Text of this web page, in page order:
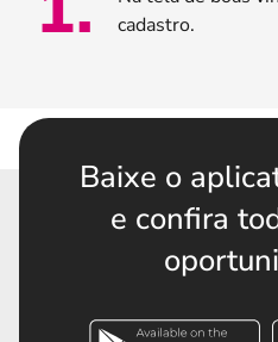
cadastro.
Baixe o
e confira